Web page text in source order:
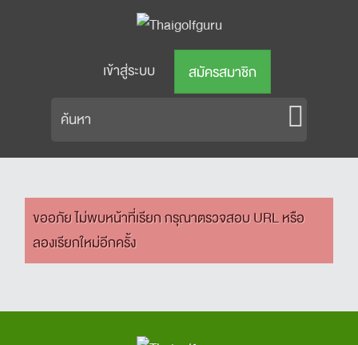
เข้าสู่ระบบ สมัครสมาชิก
ขออภัย ไม่พบหน้าที่เรียก กรุณาตรวจสอบ URL หรือ
ลองเรียกใหม่อีกครั้ง